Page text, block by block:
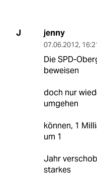
J jenny
07.06.2012,
Die SPD-
beweisen
doch nur
umgehen
können, 1
um 1
Jahr
starkes